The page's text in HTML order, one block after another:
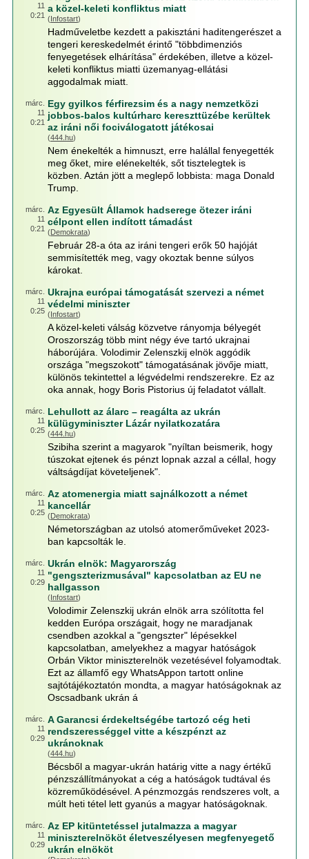
11
0:21
a közel-keleti konfliktus miatt
(Infostart)
Hadműveletbe kezdett a pakisztáni haditengerészet a
tengeri kereskedelmét érintő "többdimenziós
fenyegetések elhárítása" érdekében, illetve a közel-
keleti konfliktus miatti üzemanyag-ellátási
aggodalmak miatt.
márc.
11
0:21
Egy gyilkos férfirezsim és a nagy nemzetközi
jobbos-balos kultúrharc kereszttüzébe kerültek
az iráni női fociválogatott játékosai
(444.hu)
Nem énekelték a himnuszt, erre halállal fenyegették
meg őket, mire elénekelték, sőt tisztelegtek is
közben. Aztán jött a meglepő lobbista: maga Donald
Trump.
márc.
11
0:21
Az Egyesült Államok hadserege ötezer iráni
célpont ellen indított támadást
(Demokrata)
Február 28-a óta az iráni tengeri erők 50 hajóját
semmisítették meg, vagy okoztak benne súlyos
károkat.
márc.
11
0:25
Ukrajna európai támogatását szervezi a német
védelmi miniszter
(Infostart)
A közel-keleti válság közvetve rányomja bélyegét
Oroszország több mint négy éve tartó ukrajnai
háborújára. Volodimir Zelenszkij elnök aggódik
országa "megszokott" támogatásának jövője miatt,
különös tekintettel a légvédelmi rendszerekre. Ez az
oka annak, hogy Boris Pistorius új feladatot vállalt.
márc.
11
0:25
Lehullott az álarc – reagálta az ukrán
külügyminiszter Lázár nyilatkozatára
(444.hu)
Szibiha szerint a magyarok "nyíltan beismerik, hogy
túszokat ejtenek és pénzt lopnak azzal a céllal, hogy
váltságdíjat követeljenek".
márc.
11
0:25
Az atomenergia miatt sajnálkozott a német
kancellár
(Demokrata)
Németországban az utolsó atomerőműveket 2023-
ban kapcsolták le.
márc.
11
0:29
Ukrán elnök: Magyarország
"gengszterizmusával" kapcsolatban az EU ne
hallgasson
(Infostart)
Volodimir Zelenszkij ukrán elnök arra szólította fel
kedden Európa országait, hogy ne maradjanak
csendben azokkal a "gengszter" lépésekkel
kapcsolatban, amelyekhez a magyar hatóságok
Orbán Viktor miniszterelnök vezetésével folyamodtak.
Ezt az államfő egy WhatsAppon tartott online
sajtótájékoztatón mondta, a magyar hatóságoknak az
Oscsadbank ukrán á
márc.
11
0:29
A Garancsi érdekeltségébe tartozó cég heti
rendszerességgel vitte a készpénzt az
ukránoknak
(444.hu)
Bécsből a magyar-ukrán határig vitte a nagy értékű
pénzszállítmányokat a cég a hatóságok tudtával és
közreműködésével. A pénzmozgás rendszeres volt, a
múlt heti tétel lett gyanús a magyar hatóságoknak.
márc.
11
0:29
Az EP kitüntetéssel jutalmazza a magyar
miniszterelnököt életveszélyesen megfenyegető
ukrán elnököt